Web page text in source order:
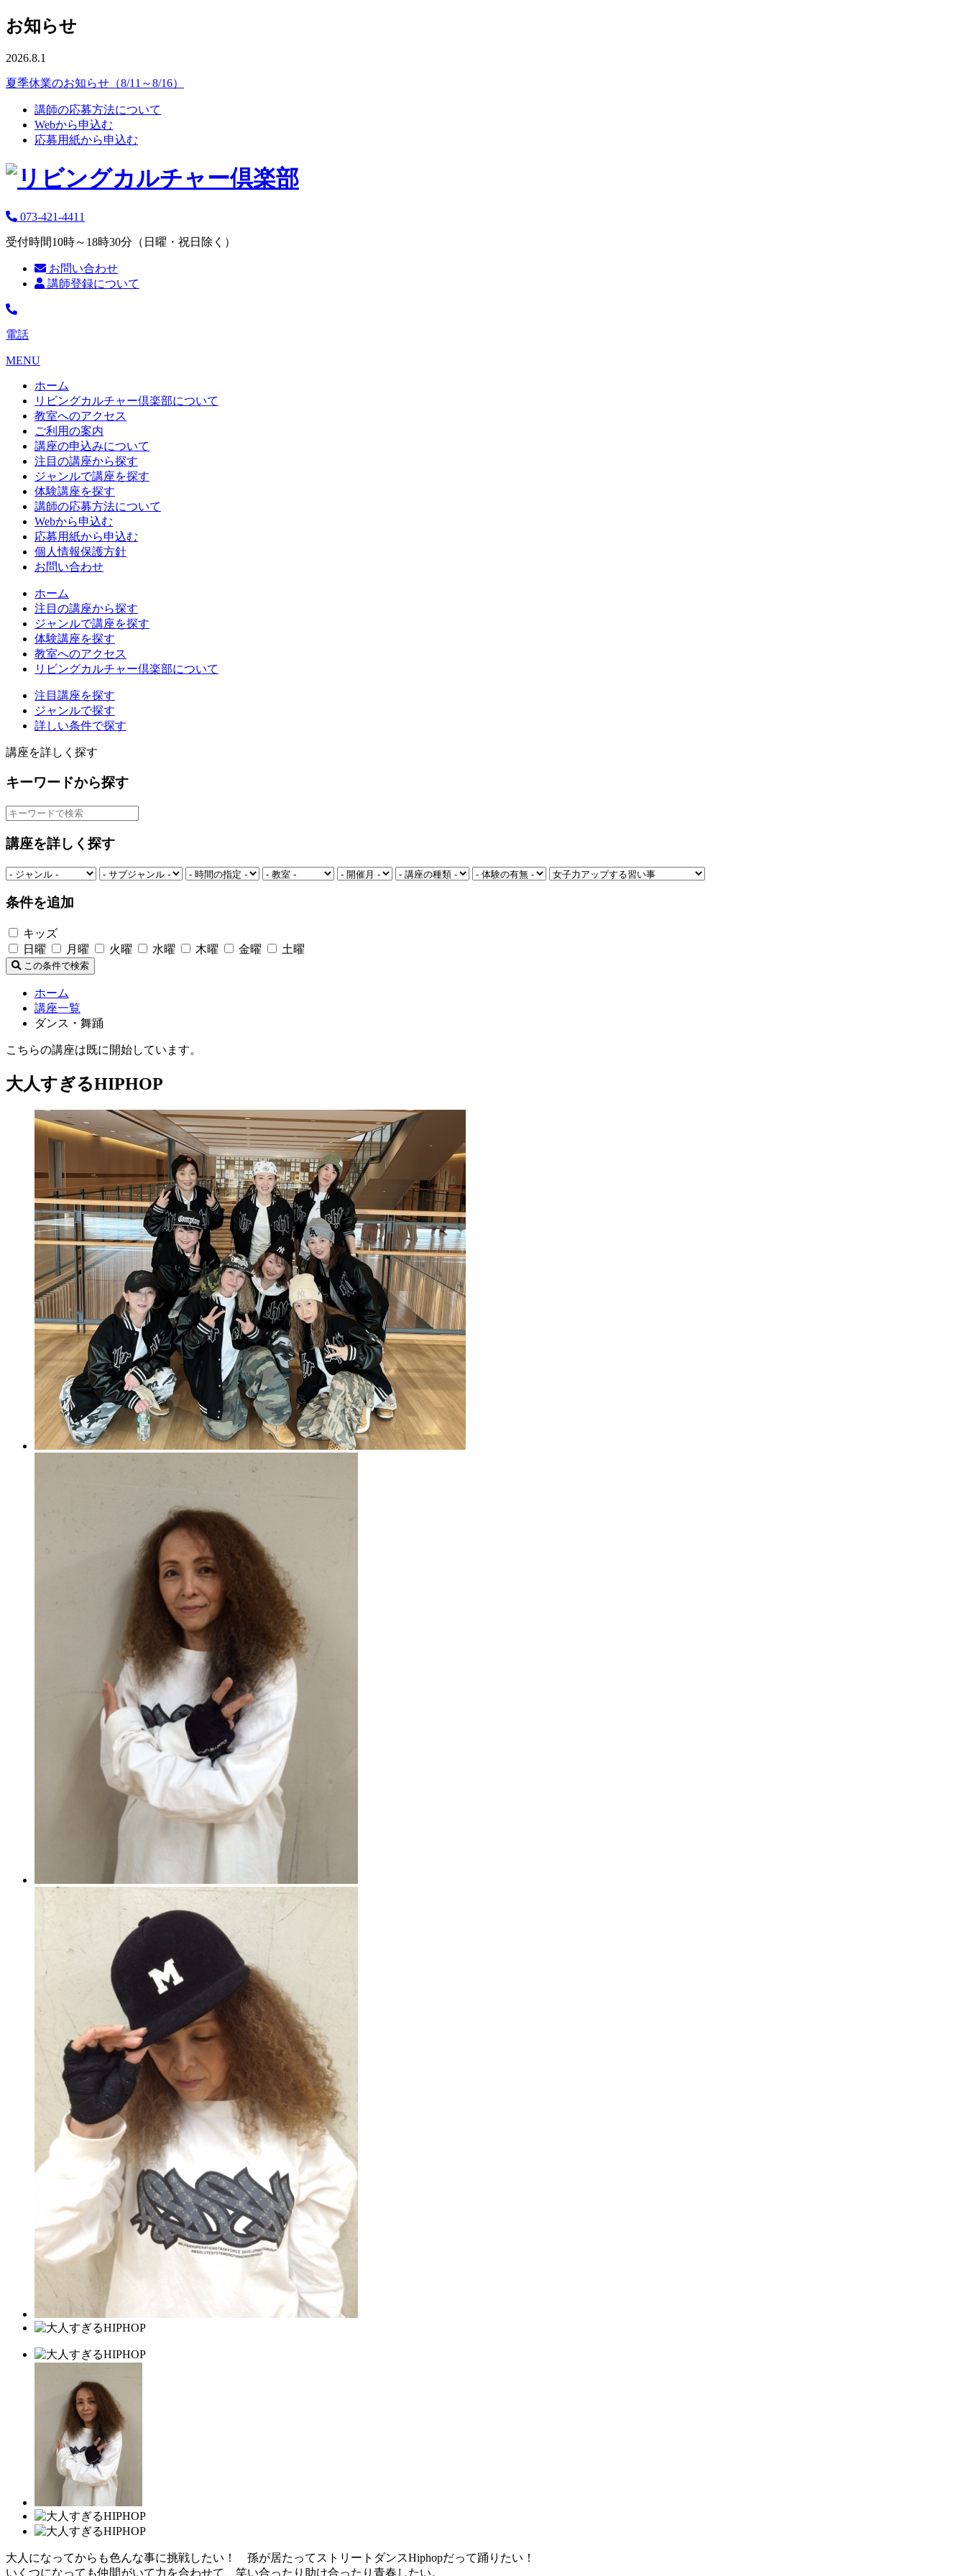
お知らせ
2026.8.1
夏季休業のお知らせ（8/11～8/16）
講師の応募方法について
Webから申込む
応募用紙から申込む
073-421-4411
受付時間10時～18時30分（日曜・祝日除く）
お問い合わせ
講師登録について
電話
MENU
ホーム
リビングカルチャー倶楽部について
教室へのアクセス
ご利用の案内
講座の申込みについて
注目の講座から探す
ジャンルで講座を探す
体験講座を探す
講師の応募方法について
Webから申込む
応募用紙から申込む
個人情報保護方針
お問い合わせ
ホーム
注目の講座から探す
ジャンルで講座を探す
体験講座を探す
教室へのアクセス
リビングカルチャー倶楽部について
注目講座を探す
ジャンルで探す
詳しい条件で探す
講座を詳しく探す
キーワードから探す
講座を詳しく探す
条件を追加
キッズ
日曜
月曜 火曜 水曜 木曜 金曜 土曜
この条件で検索
ホーム
講座一覧
ダンス・舞踊
こちらの講座は既に開始しています。
大人すぎるHIPHOP
大人になってからも色んな事に挑戦したい！ 孫が居たってストリートダンスHiphopだって踊りたい！
いくつになっても仲間がいて力を合わせて、笑い合ったり助け合ったり青春したい。